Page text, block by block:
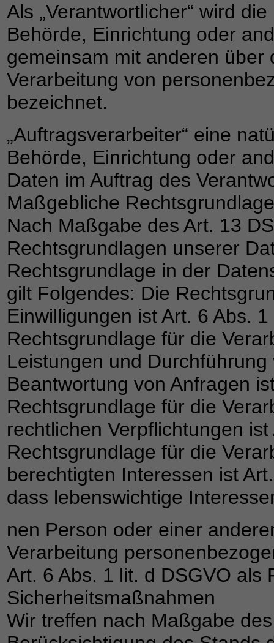
Als „Verantwortlicher“ wird
Behörde, Einrichtung oder
gemeinsam mit anderen über
Verarbeitung von
bezeichnet.
„Auftragsverarbeiter“ eine
Behörde, Einrichtung oder
Daten im Auftrag des
Maßgebliche
Nach Maßgabe des Art. 13
Rechtsgrundlagen unserer
Rechtsgrundlage in der
gilt Folgendes: Die
Einwilligungen ist Art. 6 Abs.
Rechtsgrundlage für die
Leistungen und
Beantwortung von Anfragen
Rechtsgrundlage für die
rechtlichen Verpflichtungen
Rechtsgrundlage für die
berechtigten Interessen ist
dass lebenswichtige
nen Person oder einer
Verarbeitung
Art. 6 Abs. 1 lit. d DSGVO als
Sicherheitsmaßnahmen
Wir treffen nach Maßgabe